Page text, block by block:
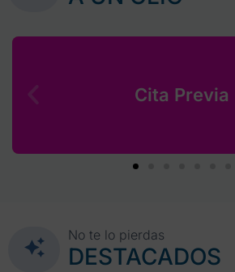
Cita Previa
No te lo pierdas
DESTACADOS